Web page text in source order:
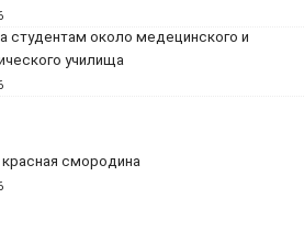
студентам около медецинского и
училища
смородина